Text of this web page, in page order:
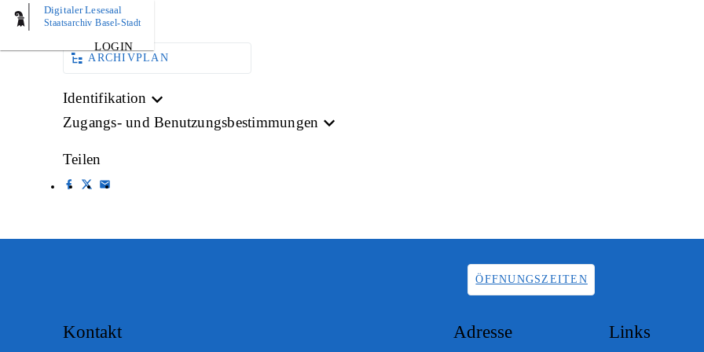
Digitaler Lesesaal
Staatsarchiv Basel-Stadt
LOGIN
AKTE
ARCHIVPLAN
Identifikation
Zugangs- und Benutzungsbestimmungen
Teilen
ÖFFNUNGSZEITEN
Kontakt Adresse Links